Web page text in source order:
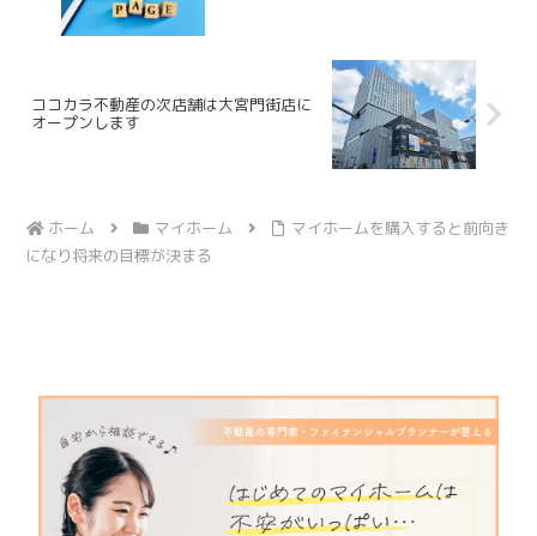
ココカラ不動産の次店舗は大宮門街店に
オープンします
ホーム マイホーム
マイホームを購入すると前向き
になり将来の目標が決まる